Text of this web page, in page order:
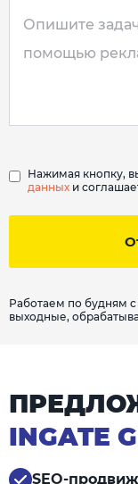
Нажимая кнопку,
данных и
Работаем по будням с
выходные,
INGATE
SEO-